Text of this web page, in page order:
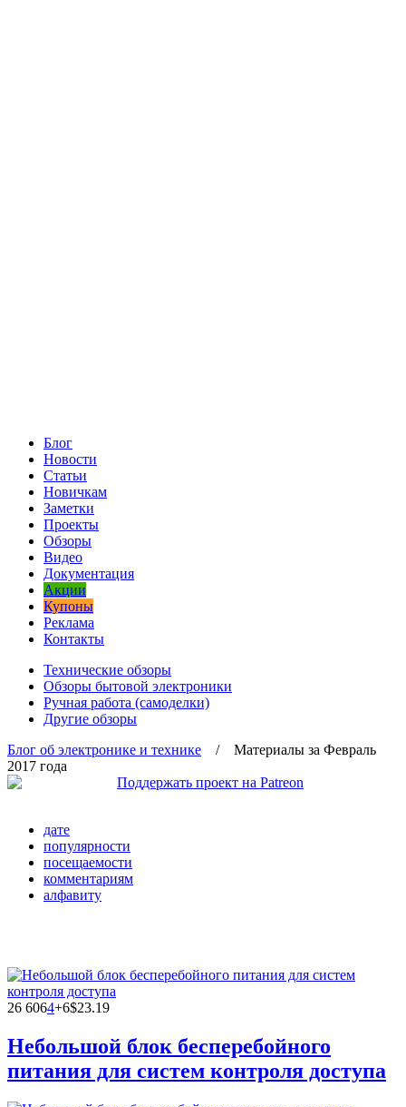
Блог
Новости
Статьи
Новичкам
Заметки
Проекты
Обзоры
Видео
Документация
Акции
Купоны
Реклама
Контакты
Технические обзоры
Обзоры бытовой электроники
Ручная работа (самоделки)
Другие обзоры
Блог об электронике и технике / Материалы за Февраль
2017 года
дате
популярности
посещаемости
комментариям
алфавиту
26 6064+6$23.19
Небольшой блок бесперебойного
питания для систем контроля доступа